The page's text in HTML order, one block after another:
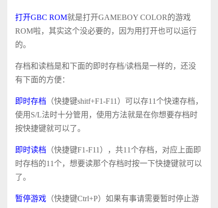
打开GBC ROM就是打开GAMEBOY COLOR的游戏
ROM啦，其实这个没必要的，因为用打开也可以运行
的。
存档和读档是和下面的即时存档/读档是一样的，还没
有下面的方便：
即时存档 （快捷键shitf+F1-F11）可以存11个快速存档，
使用S/L法时十分管用，使用方法就是在你想要存档时
按快捷键就可以了。
即时读档 （快捷键F1-F11），共11个存档，对应上面即
时存档的11个，想要读那个存档时按一下快捷键就可以
了。
暂停游戏 （快捷键Ctrl+P）如果有事请需要暂时停止游